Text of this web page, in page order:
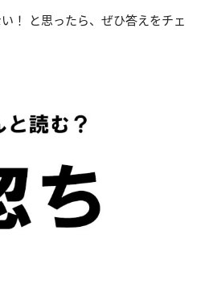
！ と思ったら、ぜひ答えをチェ